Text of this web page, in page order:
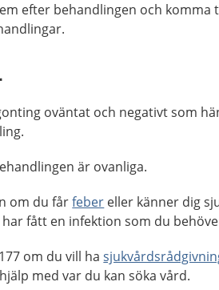
efter behandlingen och komma
oväntat och negativt som
är ovanliga.
om du fårfeber eller känner dig
fått en infektion som du
om du vill ha
med var du kan söka vård.